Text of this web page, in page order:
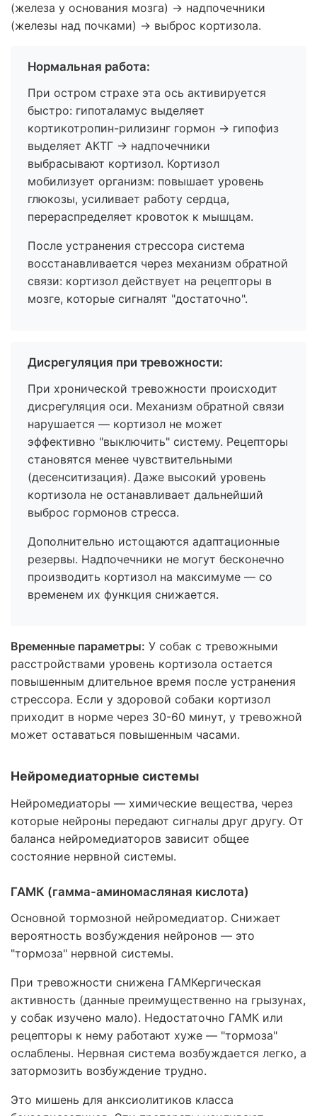
(железа у основания мозга) → надпочечники
(железы над почками) → выброс кортизола.
Нормальная работа:
При остром страхе эта ось активируется
быстро: гипоталамус выделяет
кортикотропин-рилизинг гормон → гипофиз
выделяет АКТГ → надпочечники
выбрасывают кортизол. Кортизол
мобилизует организм: повышает уровень
глюкозы, усиливает работу сердца,
перераспределяет кровоток к мышцам.
После устранения стрессора система
восстанавливается через механизм обратной
связи: кортизол действует на рецепторы в
мозге, которые сигналят "достаточно".
Дисрегуляция при тревожности:
При хронической тревожности происходит
дисрегуляция оси. Механизм обратной связи
нарушается — кортизол не может
эффективно "выключить" систему. Рецепторы
становятся менее чувствительными
(десенситизация). Даже высокий уровень
кортизола не останавливает дальнейший
выброс гормонов стресса.
Дополнительно истощаются адаптационные
резервы. Надпочечники не могут бесконечно
производить кортизол на максимуме — со
временем их функция снижается.
Временные параметры: У собак с тревожными
расстройствами уровень кортизола остается
повышенным длительное время после устранения
стрессора. Если у здоровой собаки кортизол
приходит в норме через 30-60 минут, у тревожной
может оставаться повышенным часами.
Нейромедиаторные системы
Нейромедиаторы — химические вещества, через
которые нейроны передают сигналы друг другу. От
баланса нейромедиаторов зависит общее
состояние нервной системы.
ГАМК (гамма-аминомасляная кислота)
Основной тормозной нейромедиатор. Снижает
вероятность возбуждения нейронов — это
"тормоза" нервной системы.
При тревожности снижена ГАМКергическая
активность (данные преимущественно на грызунах,
у собак изучено мало). Недостаточно ГАМК или
рецепторы к нему работают хуже — "тормоза"
ослаблены. Нервная система возбуждается легко, а
затормозить возбуждение трудно.
Это мишень для анксиолитиков класса